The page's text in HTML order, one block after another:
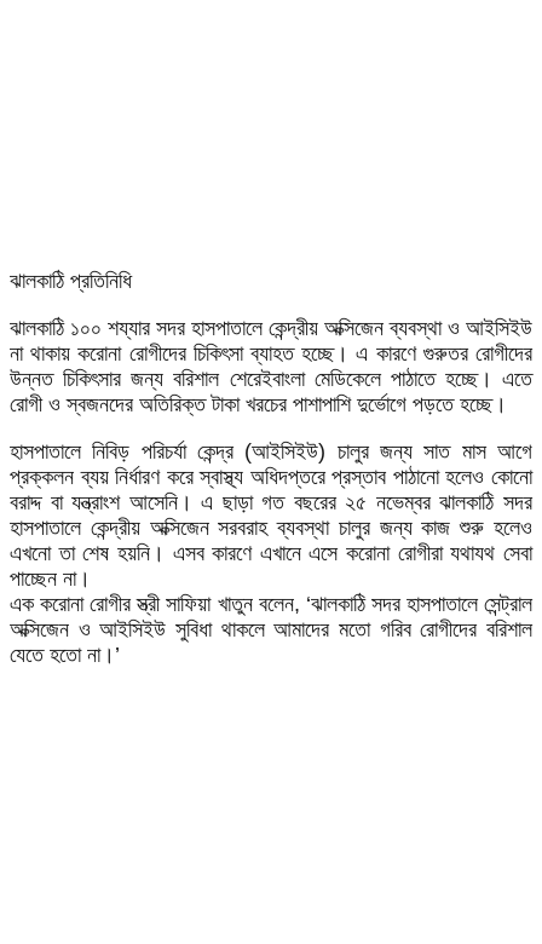
ঝালকাঠি প্রতিনিধি
ঝালকাঠি ১০০ শয্যার সদর হাসপাতালে কেন্দ্রীয় অক্সিজেন ব্যবস্থা ও আইসিইউ
না থাকায় করোনা রোগীদের চিকিৎসা ব্যাহত হচ্ছে। এ কারণে গুরুতর রোগীদের
উন্নত চিকিৎসার জন্য বরিশাল শেরেইবাংলা মেডিকেলে পাঠাতে হচ্ছে। এতে
রোগী ও স্বজনদের অতিরিক্ত টাকা খরচের পাশাপাশি দুর্ভোগে পড়তে হচ্ছে।
হাসপাতালে নিবিড় পরিচর্যা কেন্দ্র (আইসিইউ) চালুর জন্য সাত মাস আগে
প্রক্কলন ব্যয় নির্ধারণ করে স্বাস্থ্য অধিদপ্তরে প্রস্তাব পাঠানো হলেও কোনো
বরাদ্দ বা যন্ত্রাংশ আসেনি। এ ছাড়া গত বছরের ২৫ নভেম্বর ঝালকাঠি সদর
হাসপাতালে কেন্দ্রীয় অক্সিজেন সরবরাহ ব্যবস্থা চালুর জন্য কাজ শুরু হলেও
এখনো তা শেষ হয়নি। এসব কারণে এখানে এসে করোনা রোগীরা যথাযথ সেবা
পাচ্ছেন না।
এক করোনা রোগীর স্ত্রী সাফিয়া খাতুন বলেন, ‘ঝালকাঠি সদর হাসপাতালে সেন্ট্রাল
অক্সিজেন ও আইসিইউ সুবিধা থাকলে আমাদের মতো গরিব রোগীদের বরিশাল
যেতে হতো না।’